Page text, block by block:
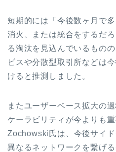
短期的には「今後数ヶ月で
消火、または統合をするだ
る淘汰を見込んでいるもの
ビスや分散型取引所などは
けると推測しました。
またユーザーベース拡大の
ケーラビリティが今よりも
Zochowski氏は、今後サイ
異なるネットワークを繋げ